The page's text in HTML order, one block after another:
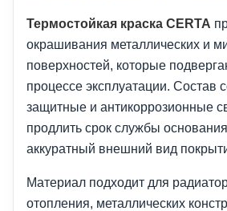
Термостойкая краска CERTA
окрашивания металлических и
поверхностей, которые
процессе эксплуатации. Состав
защитные и антикоррозионные
продлить срок службы
аккуратный внешний вид
Материал подходит для
отопления, металлических